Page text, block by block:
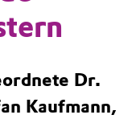
Dr.
Kaufmann,